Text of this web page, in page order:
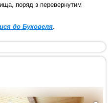
поряд з перевернутим
до Буковеля